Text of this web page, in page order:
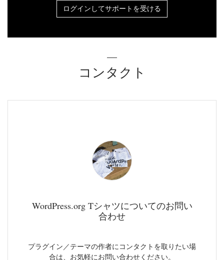
ログインしてサポートを受ける
コンタクト
WordPress.org Tシャツについてのお問い
合わせ
プラグイン／テーマの作者にコンタクトを取りたい場
合は、お気軽にお問い合わせください。